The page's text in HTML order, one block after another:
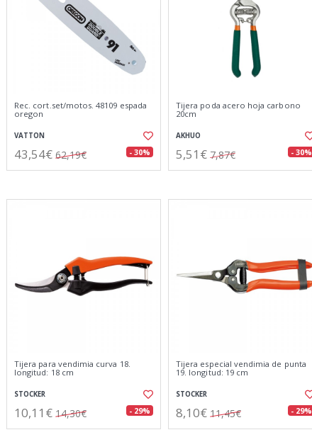
Rec. cort.set/motos. 48109 espada
oregon
VATTON
43,54€ 62,19€ - 30%
Tijera poda acero hoja carbono
20cm
AKHUO
5,51€ 7,87€ - 30%
Tijera para vendimia curva 18.
longitud: 18 cm
STOCKER
10,11€ 14,30€ - 29%
Tijera especial vendimia de punta
19. longitud: 19 cm
STOCKER
8,10€ 11,45€ - 29%